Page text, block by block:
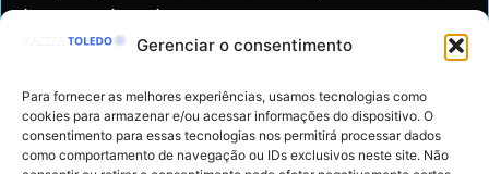
Gerenciar o consentimento
Para fornecer as melhores experiências, usamos tecnologias como
cookies para armazenar e/ou acessar informações do dispositivo. O
consentimento para essas tecnologias nos permitirá processar dados
como comportamento de navegação ou IDs exclusivos neste site. Não
internacionais.
Nossas redes